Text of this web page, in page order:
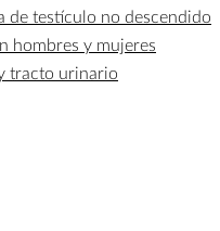
de testículo no descendido
hombres y mujeres
tracto urinario